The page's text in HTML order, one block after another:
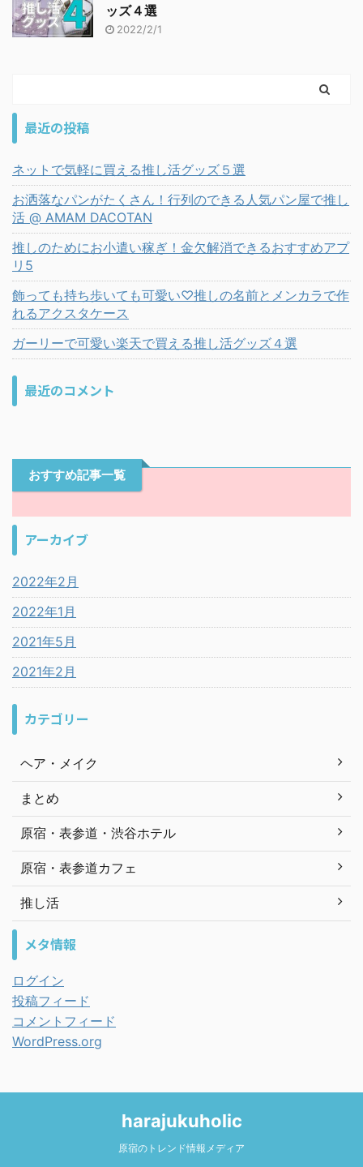
ッズ４選
2022/2/1
最近の投稿
ネットで気軽に買える推し活グッズ５選
お洒落なパンがたくさん！行列のできる人気パン屋で推し
活 @ AMAM DACOTAN
推しのためにお小遣い稼ぎ！金欠解消できるおすすめアプ
リ5
飾っても持ち歩いても可愛い♡推しの名前とメンカラで作
れるアクスタケース
ガーリーで可愛い楽天で買える推し活グッズ４選
最近のコメント
おすすめ記事一覧
アーカイブ
2022年2月
2022年1月
2021年5月
2021年2月
カテゴリー
ヘア・メイク
まとめ
原宿・表参道・渋谷ホテル
原宿・表参道カフェ
推し活
メタ情報
ログイン
投稿フィード
コメントフィード
WordPress.org
harajukuholic
原宿のトレンド情報メディア